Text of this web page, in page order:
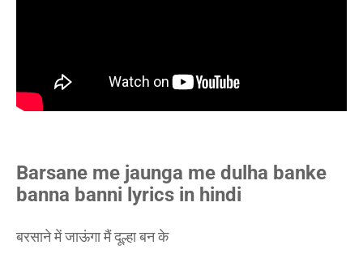
Barsane me jaunga me dulha banke
banna banni lyrics in hindi
बरसाने में जाऊंगा मैं दूल्हा बन के